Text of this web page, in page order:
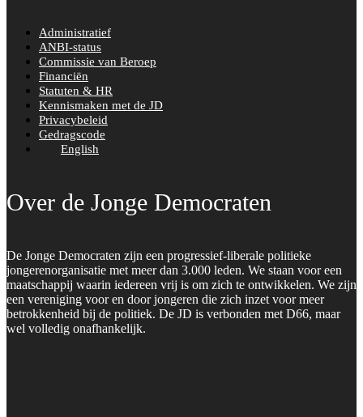
Administratief
ANBI-status
Commissie van Beroep
Financiën
Statuten & HR
Kennismaken met de JD
Privacybeleid
Gedragscode
English
Over de Jonge Democraten
De Jonge Democraten zijn een progressief-liberale politieke
jongerenorganisatie met meer dan 3.000 leden. We staan voor een
maatschappij waarin iedereen vrij is om zich te ontwikkelen. We zijn
een vereniging voor en door jongeren die zich inzet voor meer
betrokkenheid bij de politiek. De JD is verbonden met D66, maar
wel volledig onafhankelijk.